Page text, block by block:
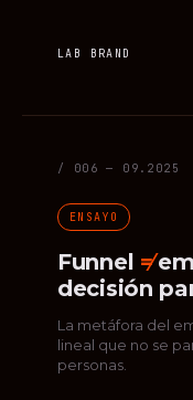
LAB BRAND
/ 006 — 09.2025
ENSAYO
Funnel ≠
decisión
La metáfora del
lineal que no se
personas.